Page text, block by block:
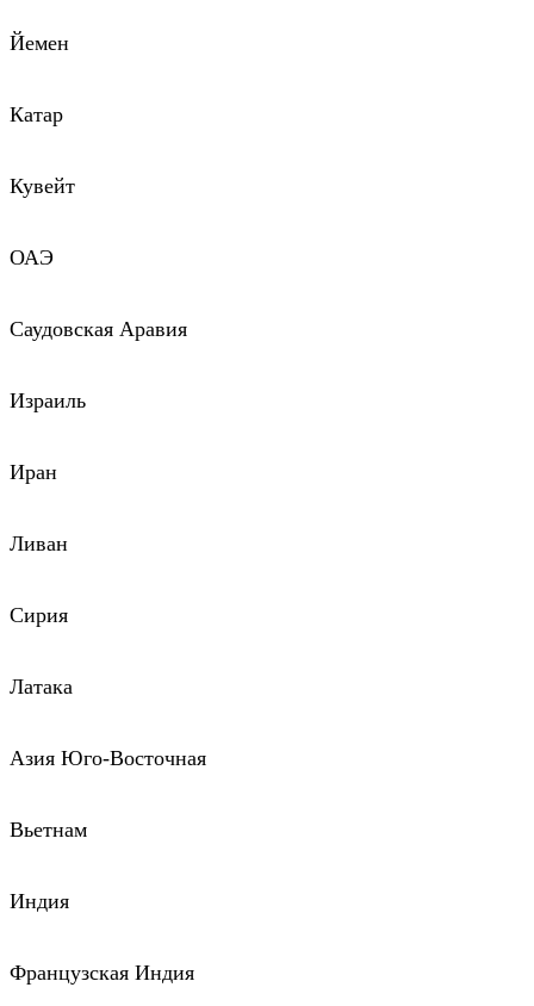
Йемен
Катар
Кувейт
ОАЭ
Саудовская Аравия
Израиль
Иран
Ливан
Сирия
Латака
Азия Юго-Восточная
Вьетнам
Индия
Французская Индия